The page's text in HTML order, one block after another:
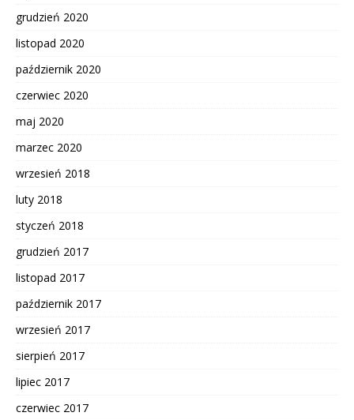
grudzień 2020
listopad 2020
październik 2020
czerwiec 2020
maj 2020
marzec 2020
wrzesień 2018
luty 2018
styczeń 2018
grudzień 2017
listopad 2017
październik 2017
wrzesień 2017
sierpień 2017
lipiec 2017
czerwiec 2017